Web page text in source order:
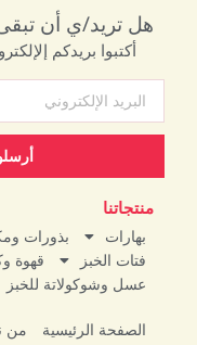
هل تريد/ي أن
أكتبوا بريدكم
منتجاتنا
بهارات بذورات
فتات الخبز
قهوة
عسل وشوكولاتة للخبز
الصفحة الرئيسية من